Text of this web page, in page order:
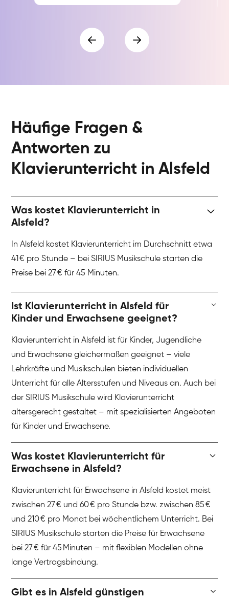
Häufige Fragen &
Antworten zu
Klavierunterricht in Alsfeld
Was kostet Klavierunterricht in
Alsfeld?
In Alsfeld kostet Klavierunterricht im Durchschnitt etwa
41 € pro Stunde – bei SIRIUS Musikschule starten die
Preise bei 27 € für 45 Minuten.
Ist Klavierunterricht in Alsfeld für
Kinder und Erwachsene geeignet?
Klavierunterricht in Alsfeld ist für Kinder, Jugendliche
und Erwachsene gleichermaßen geeignet – viele
Lehrkräfte und Musikschulen bieten individuellen
Unterricht für alle Altersstufen und Niveaus an. Auch bei
der SIRIUS Musikschule wird Klavierunterricht
altersgerecht gestaltet – mit spezialisierten Angeboten
für Kinder und Erwachsene.
Was kostet Klavierunterricht für
Erwachsene in Alsfeld?
Klavierunterricht für Erwachsene in Alsfeld kostet meist
zwischen 27 € und 60 € pro Stunde bzw. zwischen 85 €
und 210 € pro Monat bei wöchentlichem Unterricht. Bei
SIRIUS Musikschule starten die Preise für Erwachsene
bei 27 € für 45 Minuten – mit flexiblen Modellen ohne
lange Vertragsbindung.
Gibt es in Alsfeld günstigen